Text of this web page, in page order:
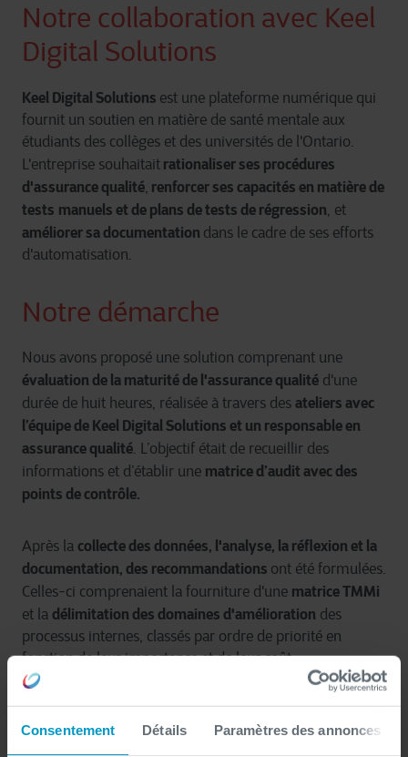
Consentement Détails Paramètres des annonces
Notre collaboration avec Keel
Digital Solutions
Keel Digital Solutions est une plateforme numérique qui
fournit un soutien en matière de santé mentale aux
étudiants des collèges et des universités de l'Ontario.
L'entreprise souhaitait rationaliser ses procédures
d'assurance qualité, renforcer ses capacités en matière de
tests manuels et de plans de tests de régression, et
améliorer sa documentation dans le cadre de ses efforts
d'automatisation.
Notre démarche
Nous avons proposé une solution comprenant une
évaluation de la maturité de l'assurance qualité d'une
durée de huit heures, réalisée à travers des ateliers avec
l’équipe de Keel Digital Solutions et un responsable en
assurance qualité. L’objectif était de recueillir des
informations et d’établir une matrice d’audit avec des
points de contrôle.
Après la collecte des données, l'analyse, la réflexion et la
documentation, des recommandations ont été formulées.
Celles-ci comprenaient la fourniture d'une matrice TMMi
et la délimitation des domaines d'amélioration des
processus internes, classés par ordre de priorité en
fonction de leur importance et de leur coût.